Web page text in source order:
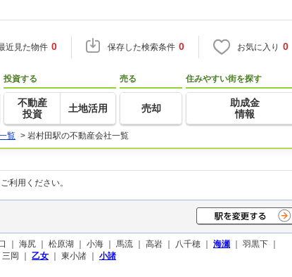
近見た物件 0 保存した検索条件 0 お気に入り 0
投資する
不動産
投資
土地活用
売る
売却
住みやすい街を探す
助成金
情報
覧 > 岩村田駅の不動産会社一覧
利用ください。
｜ 海尻 ｜ 松原湖 ｜ 小海 ｜ 馬流 ｜ 高岩 ｜ 八千穂 ｜ 海瀬 ｜ 羽黒下 ｜
三岡 ｜ 乙女 ｜ 東小諸 ｜ 小諸